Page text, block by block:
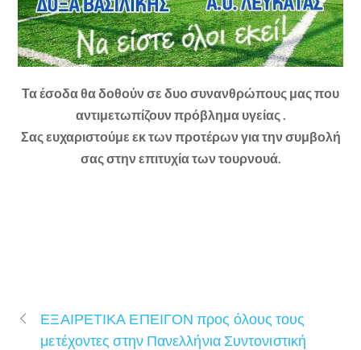
Τα έσοδα θα δοθούν σε δυο συνανθρώπους μας που
αντιμετωπίζουν πρόβλημα υγείας .
Σας ευχαριστούμε εκ των προτέρων για την συμβολή
σας στην επιτυχία των τουρνουά.
ΕΞΑΙΡΕΤΙΚΑ ΕΠΕΙΓΟΝ προς όλους τους
μετέχοντες στην Πανελλήνια Συντονιστική